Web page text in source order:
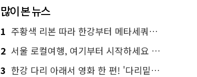
많이 본 뉴스
1 주황색 리본 따라 한강부터 메타세쿼이아 숲길까지…서울둘레길 15코스
2 서울 로컬여행, 여기부터 시작하세요 '서울에디션25'
3 한강 다리 아래서 영화 한 편! '다리밑 영화관' 무료 상영